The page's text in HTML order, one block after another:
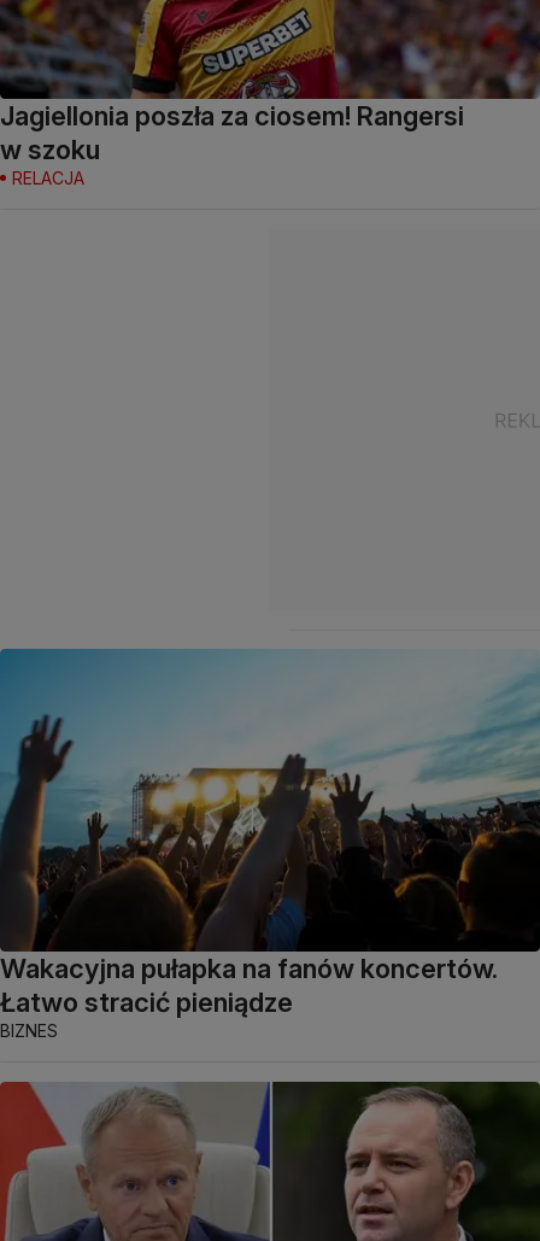
Jagiellonia poszła za ciosem! Rangersi
w szoku
RELACJA
Wakacyjna pułapka na fanów koncertów.
Łatwo stracić pieniądze
BIZNES